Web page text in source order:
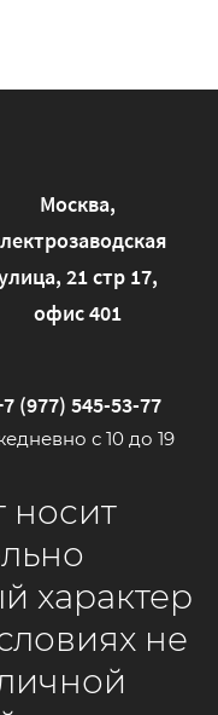
Москва,
21 стр 17,
офис 401
(977) 545-53-77
с 10 до 19
носит
характер
не